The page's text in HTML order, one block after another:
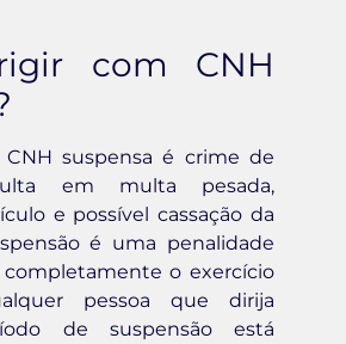
com CNH
suspensa é crime de
em multa pesada,
e possível cassação da
é uma penalidade
o exercício
pessoa que dirija
de suspensão está